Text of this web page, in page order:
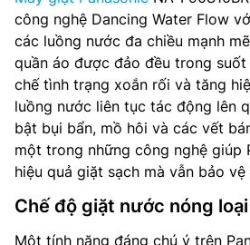
công nghệ Dancing Water Flow
các luồng nước đa chiều mạnh
quần áo được đảo đều trong
chế tình trạng xoắn rối và tăng
luồng nước liên tục tác động lên
bật bụi bẩn, mồ hôi và các vết
một trong những công nghệ giúp
hiệu quả giặt sạch mà vẫn bảo
Chế độ giặt nước nóng
Một tính năng đáng chú ý trên